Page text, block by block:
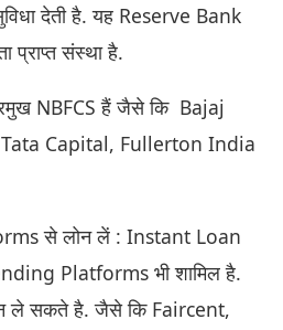
देती है. यह Reserve Bank
प्राप्त संस्था है.
NBFCS हैं जैसे कि Bajaj
Capital, Fullerton India
से लोन लें : Instant Loan
Platforms भी शामिल है.
ले सकते है. जैसे कि Faircent,